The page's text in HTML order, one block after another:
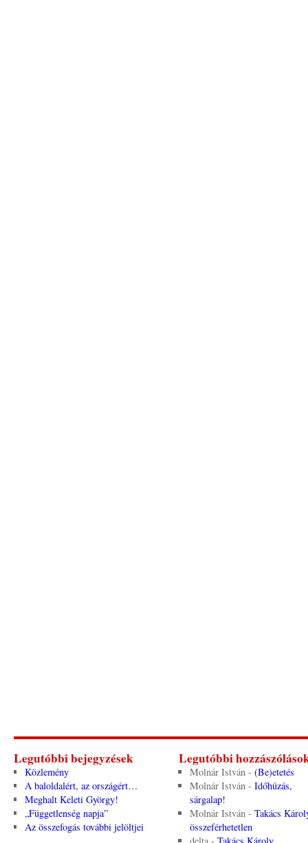
Legutóbbi bejegyzések
Közlemény
A baloldalért, az országért…
Meghalt Keleti György!
„Függetlenség napja”
Az összefogás további jelöltjei
Legutóbbi
Molnár István- (Be)etetés
Molnár István- Időhúzás,
sárgalap!
Molnár István- Takács
összeférhetetlen